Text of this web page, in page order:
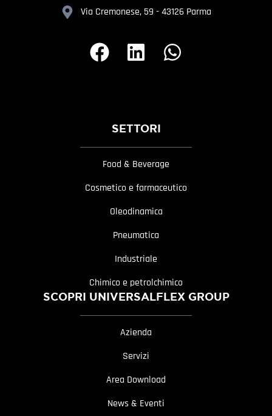
Via Cremonese, 59 - 43126 Parma
SETTORI
Food & Beverage
Cosmetico e farmaceutico
Oleodinamica
Pneumatica
Industriale
Chimico e petrolchimico
SCOPRI UNIVERSALFLEX GROUP
Azienda
Servizi
Area Download
News & Eventi